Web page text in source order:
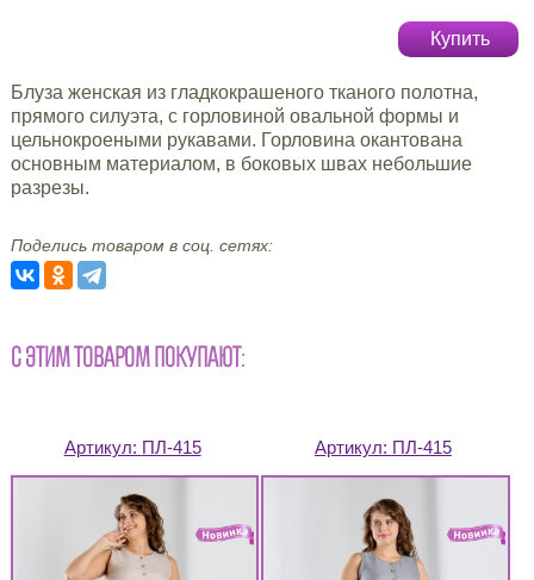
Купить
Блуза женская из гладкокрашеного тканого полотна,
прямого силуэта, с горловиной овальной формы и
цельнокроеными рукавами. Горловина окантована
основным материалом, в боковых швах небольшие
разрезы.
Поделись товаром в соц. сетях:
С ЭТИМ ТОВАРОМ ПОКУПАЮТ:
Артикул: ПЛ-415 Артикул: ПЛ-415